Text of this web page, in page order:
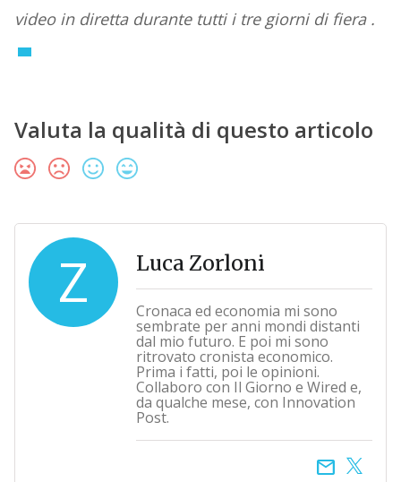
video in diretta durante tutti i tre giorni di fiera .
Valuta la qualità di questo articolo
Z Luca Zorloni
Cronaca ed economia mi sono
sembrate per anni mondi distanti
dal mio futuro. E poi mi sono
ritrovato cronista economico.
Prima i fatti, poi le opinioni.
Collaboro con Il Giorno e Wired e,
da qualche mese, con Innovation
Post.
email